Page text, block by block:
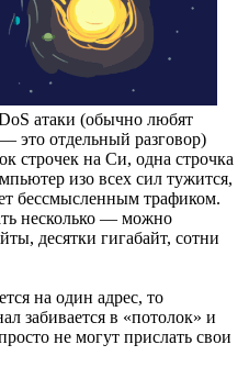
атаки (обычно любят
это отдельный разговор)
строчек на Си, одна строчка
изо всех сил тужится,
бессмысленным трафиком.
несколько — можно
десятки гигабайт, сотни
на один адрес, то
забивается в «потолок» и
не могут прислать свои